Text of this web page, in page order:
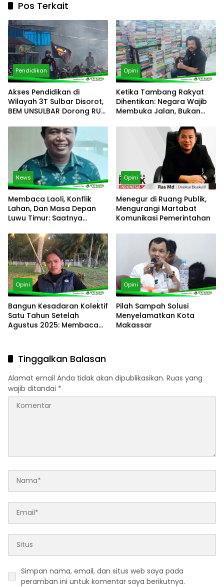
Pos Terkait
Pendidikan
Akses Pendidikan di
Wilayah 3T Sulbar Disorot,
BEM UNSULBAR Dorong RUU
Opini
Ketika Tambang Rakyat
Dihentikan: Negara Wajib
Membuka Jalan, Bukan
News
Membaca Laoli, Konflik
Lahan, Dan Masa Depan
Luwu Timur: Saatnya
Opini
Menegur di Ruang Publik,
Mengurangi Martabat
Komunikasi Pemerintahan
Opini
Bangun Kesadaran Kolektif
Satu Tahun Setelah
Agustus 2025: Membaca
Opini
Pilah Sampah Solusi
Menyelamatkan Kota
Makassar
Tinggalkan Balasan
Alamat email Anda tidak akan dipublikasikan. Ruas yang
wajib ditandai *
Simpan nama, email, dan situs web saya pada
peramban ini untuk komentar saya berikutnya.